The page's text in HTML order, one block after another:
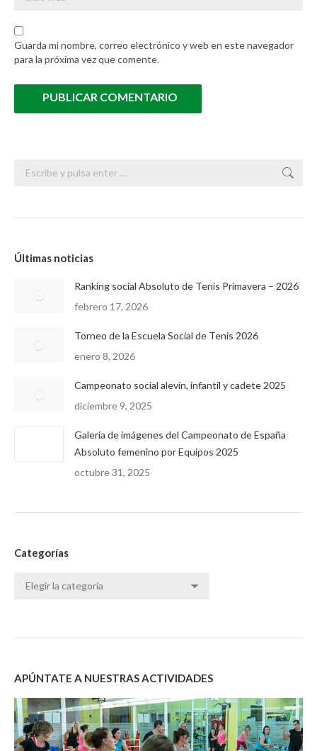
Guarda mi nombre, correo electrónico y web en este navegador
para la próxima vez que comente.
PUBLICAR COMENTARIO
Buscar:
Últimas noticias
Ranking social Absoluto de Tenis Primavera – 2026
febrero 17, 2026
Torneo de la Escuela Social de Tenis 2026
enero 8, 2026
Campeonato social alevín, infantil y cadete 2025
diciembre 9, 2025
Galería de imágenes del Campeonato de España
Absoluto femenino por Equipos 2025
octubre 31, 2025
Categorías
Categorías
APÚNTATE A NUESTRAS ACTIVIDADES